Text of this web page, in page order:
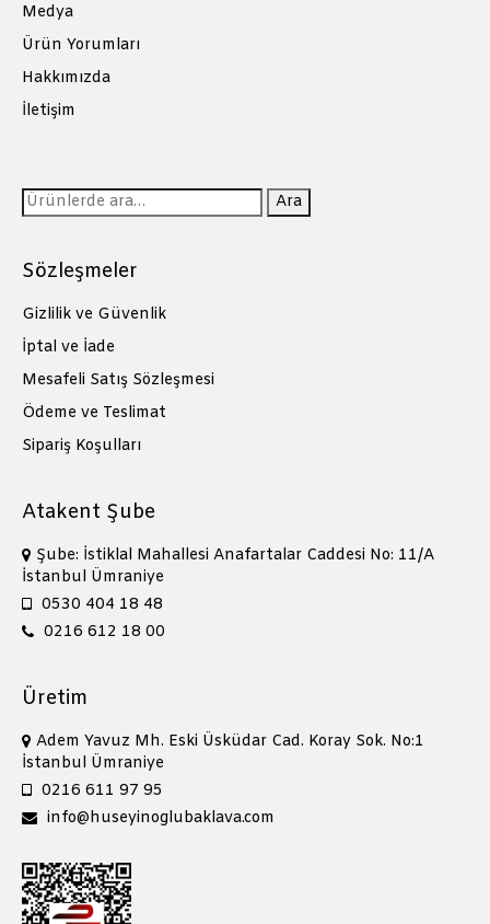
Medya
Ürün Yorumları
Hakkımızda
İletişim
Ara: Ara
Sözleşmeler
Gizlilik ve Güvenlik
İptal ve İade
Mesafeli Satış Sözleşmesi
Ödeme ve Teslimat
Sipariş Koşulları
Atakent Şube
Şube: İstiklal Mahallesi Anafartalar Caddesi No: 11/A
İstanbul Ümraniye
0530 404 18 48
0216 612 18 00
Üretim
Adem Yavuz Mh. Eski Üsküdar Cad. Koray Sok. No:1
İstanbul Ümraniye
0216 611 97 95
info@huseyinoglubaklava.com